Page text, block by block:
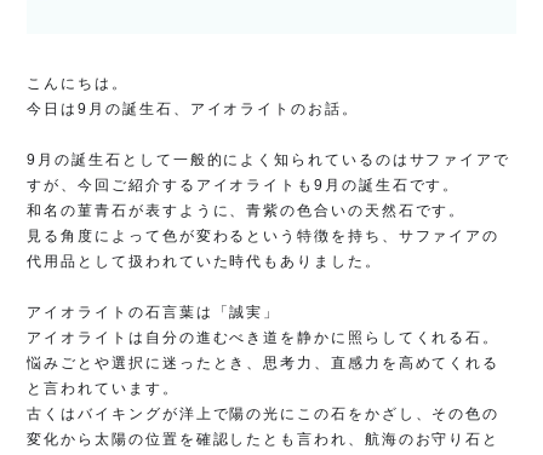
こんにちは。
今日は9月の誕生石、アイオライトのお話。
9月の誕生石として一般的によく知られているのはサファイアで
すが、今回ご紹介するアイオライトも9月の誕生石です。
和名の菫青石が表すように、青紫の色合いの天然石です。
見る角度によって色が変わるという特徴を持ち、サファイアの
代用品として扱われていた時代もありました。
アイオライトの石言葉は「誠実」
アイオライトは自分の進むべき道を静かに照らしてくれる石。
悩みごとや選択に迷ったとき、思考力、直感力を高めてくれる
と言われています。
古くはバイキングが洋上で陽の光にこの石をかざし、その色の
変化から太陽の位置を確認したとも言われ、航海のお守り石と